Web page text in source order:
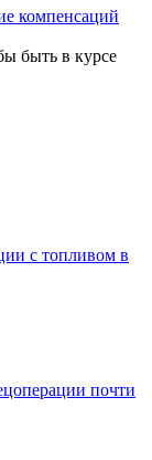
компенсаций
быть в курсе
с топливом в
почти